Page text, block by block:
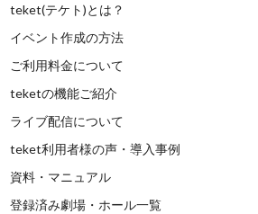
teket(テケト)とは？
イベント作成の方法
ご利用料金について
teketの機能ご紹介
ライブ配信について
teket利用者様の声・導入事例
資料・マニュアル
登録済み劇場・ホール一覧